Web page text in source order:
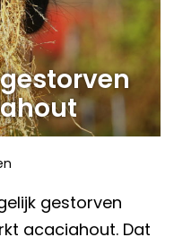
gestorven
acaciahout. Dat